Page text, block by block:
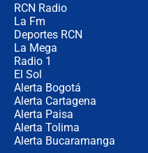
RCN Radio
La Fm
Deportes RCN
La Mega
Radio 1
El Sol
Alerta Bogotá
Alerta Cartagena
Alerta Paisa
Alerta Tolima
Alerta Bucaramanga